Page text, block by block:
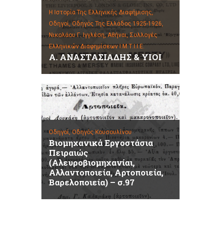
Η Ιστορία Της Ελληνικής Διαφήμισης,
Οδηγοί,Οδηγός Της Ελλάδος 1925-1926,
Νικολάου Γ. Ιγγλέση, Αθήναι,Συλλογές
Ελληνικών Διαφημίσεων Ι.Μ.Τ.Ι.Ι.Ε.
Α. ΑΝΑΣΤΑΣΙΑΔΗΣ & ΥΙΟΙ
Οδηγοί,Οδηγός Κουσουλίνου
Βιομηχανικά Εργοστάσια
Πειραιώς
(Αλευροβιομηχανίαι,
Αλλαντοποιεία, Αρτοποιεία,
Βαρελοποιεία) – σ.97